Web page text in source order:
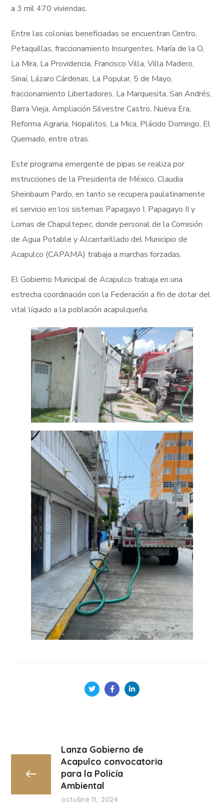
a 3 mil 470 viviendas.
Entre las colonias beneficiadas se encuentran Centro,
Petaquillas, fraccionamiento Insurgentes, María de la O,
La Mira, La Providencia, Francisco Villa, Villa Madero,
Sinaí, Lázaro Cárdenas, La Popular, 5 de Mayo,
fraccionamiento Libertadores, La Marquesita, San Andrés,
Barra Vieja, Ampliación Silvestre Castro, Nueva Era,
Reforma Agraria, Nopalitos, La Mica, Plácido Domingo, El
Quemado, entre otras.
Este programa emergente de pipas se realiza por
instrucciones de la Presidenta de México, Claudia
Sheinbaum Pardo, en tanto se recupera paulatinamente
el servicio en los sistemas Papagayo I, Papagayo II y
Lomas de Chapultepec, donde personal de la Comisión
de Agua Potable y Alcantarillado del Municipio de
Acapulco (CAPAMA) trabaja a marchas forzadas.
El Gobierno Municipal de Acapulco trabaja en una
estrecha coordinación con la Federación a fin de dotar del
vital líquido a la población acapulqueña.
Lanza Gobierno de
Acapulco convocatoria
para la Policía
Ambiental
octubre 11, 2024